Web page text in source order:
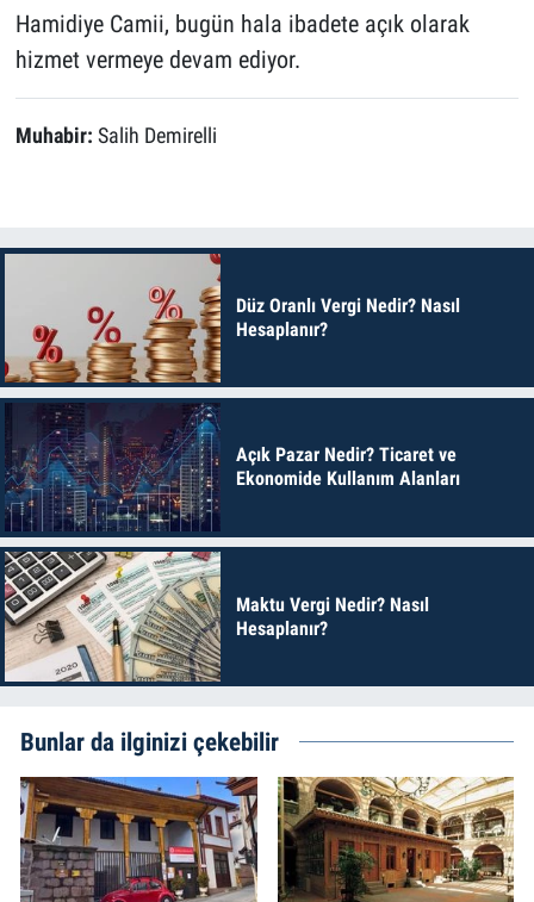
Hamidiye Camii, bugün hala ibadete açık olarak
hizmet vermeye devam ediyor.
Muhabir: Salih Demirelli
Düz Oranlı Vergi Nedir? Nasıl
Hesaplanır?
Açık Pazar Nedir? Ticaret ve
Ekonomide Kullanım Alanları
Maktu Vergi Nedir? Nasıl
Hesaplanır?
Bunlar da ilginizi çekebilir